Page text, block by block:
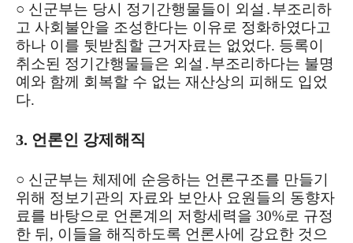
○ 신군부는 당시 정기간행물들이 외설․부조리하
고 사회불안을 조성한다는 이유로 정화하였다고
하나 이를 뒷받침할 근거자료는 없었다. 등록이
취소된 정기간행물들은 외설․부조리하다는 불명
예와 함께 회복할 수 없는 재산상의 피해도 입었
다.
3. 언론인 강제해직
○ 신군부는 체제에 순응하는 언론구조를 만들기
위해 정보기관의 자료와 보안사 요원들의 동향자
료를 바탕으로 언론계의 저항세력을 30%로 규정
한 뒤, 이들을 해직하도록 언론사에 강요한 것으